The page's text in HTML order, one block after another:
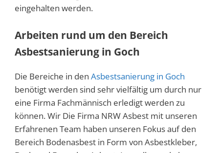
eingehalten werden.
Arbeiten rund um den Bereich
Asbestsanierung in Goch
Die Bereiche in den Asbestsanierung in Goch
benötigt werden sind sehr vielfältig um durch nur
eine Firma Fachmännisch erledigt werden zu
können. Wir Die Firma NRW Asbest mit unseren
Erfahrenen Team haben unseren Fokus auf den
Bereich Bodenasbest in Form von Asbestkleber,